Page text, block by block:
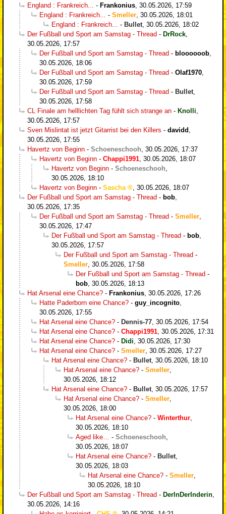
England : Frankreich...
- Frankonius 30.05.2026, 17:59
England : Frankreich...
- Smeller 30.05.2026, 18:01
England : Frankreich...
- Bullet 30.05.2026, 18:02
Der Fußball und Sport am Samstag - Thread - DrRock
30.05.2026, 17:57
Der Fußball und Sport am Samstag - Thread - bloooooob
30.05.2026, 18:06
Der Fußball und Sport am Samstag - Thread - Olaf1970
30.05.2026, 17:59
Der Fußball und Sport am Samstag - Thread - Bullet
30.05.2026, 17:58
CL Finale am helllichten Tag fühlt sich strange an - Knolli
30.05.2026, 17:57
Sven Mislintat ist jetzt Gitarrist bei den Killers - davidd
30.05.2026, 17:55
Havertz von Beginn - Schoeneschooh 30.05.2026, 17:37
Havertz von Beginn - Chappi1991 30.05.2026, 18:07
Havertz von Beginn - Schoeneschooh
30.05.2026, 18:10
Havertz von Beginn - Sascha
30.05.2026, 18:07
Der Fußball und Sport am Samstag - Thread - bob
30.05.2026, 17:35
Der Fußball und Sport am Samstag - Thread - Smeller
30.05.2026, 17:47
Der Fußball und Sport am Samstag - Thread - bob
30.05.2026, 17:57
Der Fußball und Sport am Samstag - Thread -
Smeller 30.05.2026, 17:58
Der Fußball und Sport am Samstag - Thread -
bob 30.05.2026, 18:13
Hat Arsenal eine Chance? - Frankonius 30.05.2026, 17:26
Hatte Paderborn eine Chance? - guy_incognito
30.05.2026, 17:55
Hat Arsenal eine Chance? - Dennis-77 30.05.2026, 17:54
Hat Arsenal eine Chance? - Chappi1991 30.05.2026, 17:31
Hat Arsenal eine Chance? - Didi 30.05.2026, 17:30
Hat Arsenal eine Chance? - Smeller 30.05.2026, 17:27
Hat Arsenal eine Chance? - Bullet 30.05.2026, 18:10
Hat Arsenal eine Chance? - Smeller
30.05.2026, 18:12
Hat Arsenal eine Chance? - Bullet 30.05.2026, 17:57
Hat Arsenal eine Chance? - Smeller
30.05.2026, 18:00
Hat Arsenal eine Chance? - Winterthur
30.05.2026, 18:10
Aged like…
- Schoeneschooh
30.05.2026, 18:07
Hat Arsenal eine Chance? - Bullet
30.05.2026, 18:03
Hat Arsenal eine Chance? - Smeller
30.05.2026, 18:10
Der Fußball und Sport am Samstag - Thread - DerInDerInderin
30.05.2026, 14:16